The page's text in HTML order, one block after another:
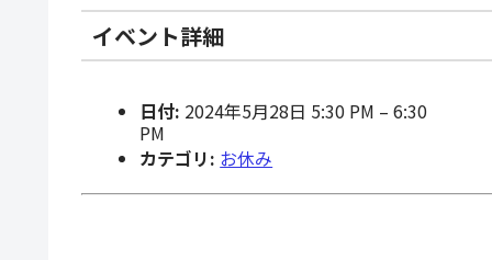
イベント詳細
日付: 2024年5月28日 5:30 PM –6:30
PM
カテゴリ: お休み